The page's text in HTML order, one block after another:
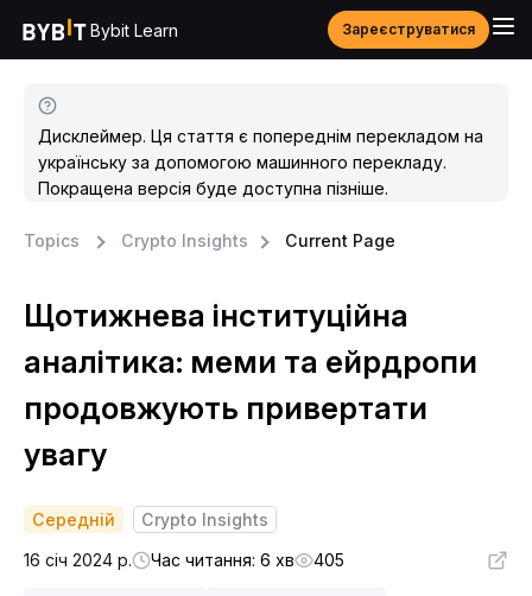
Bybit Learn Зареєструватися
Дисклеймер. Ця стаття є попереднім перекладом на
українську за допомогою машинного перекладу.
Покращена версія буде доступна пізніше.
Topics Crypto Insights Current Page
Щотижнева інституційна
аналітика: меми та ейрдропи
продовжують привертати
увагу
Середній
Crypto Insights
16 січ 2024 р.
Час читання: 6 хв 405